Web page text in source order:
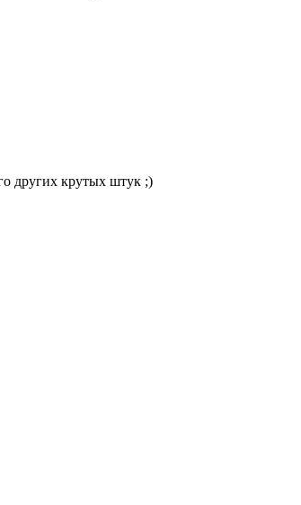
других крутых штук ;)